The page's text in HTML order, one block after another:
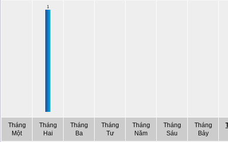
1
Tháng
Một
Tháng
Hai
Tháng
Ba
Tháng
Tư
Tháng
Năm
Tháng
Sáu
Tháng
Bảy